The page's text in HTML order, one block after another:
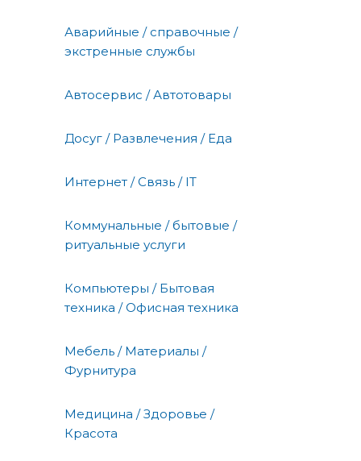
Аварийные / справочные /
экстренные службы
Автосервис / Автотовары
Досуг / Развлечения / Еда
Интернет / Связь / IT
Коммунальные / бытовые /
ритуальные услуги
Компьютеры / Бытовая
техника / Офисная техника
Мебель / Материалы /
Фурнитура
Медицина / Здоровье /
Красота